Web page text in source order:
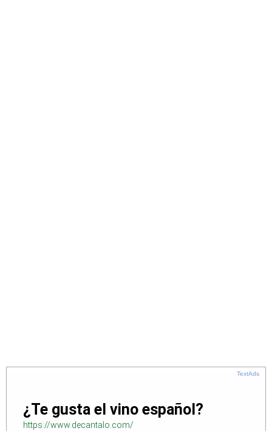
TextAds
¿Te gusta el vino español?
https://www.decantalo.com/